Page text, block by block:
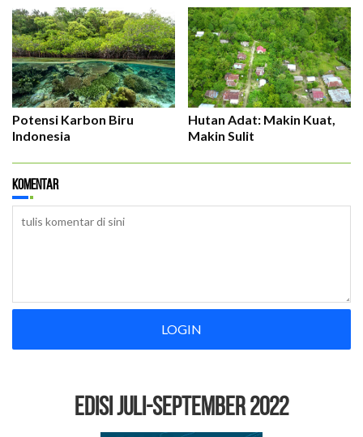
Potensi Karbon Biru
Indonesia
Hutan Adat: Makin Kuat,
Makin Sulit
Komentar
LOGIN
EDISI Juli-September 2022